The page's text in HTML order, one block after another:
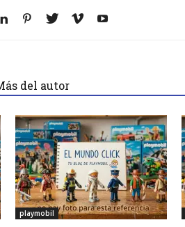
del autor
playmobil